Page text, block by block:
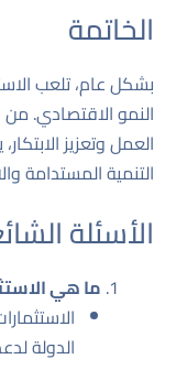
الخاتمة
بشكل عام، تلعب
النمو الاقتصادي.
العمل وتعزيز
التنمية المستدامة
الأسئلة
ما هي
الدولة